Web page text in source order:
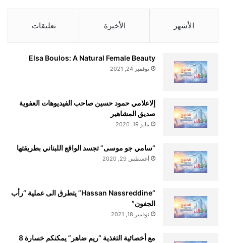
الأشهر الأخيرة تعليقات
Elsa Boulos: A Natural Female Beauty
نوفمبر 24, 2021
إلاعلامي حمود حسين صاحب الفيديوهات العفوية
صديق المشاهير
مايو 19, 2020
“سامي جو موسى” تجسد الواقع اللبناني بطريقتها
أغسطس 29, 2020
“Hassan Nassreddine” يتطرق الى عملية “رأب
الجفون”
نوفمبر 18, 2021
مع أخصائية التغذية “ريم ضاهر” يمكنكم خسارة 8